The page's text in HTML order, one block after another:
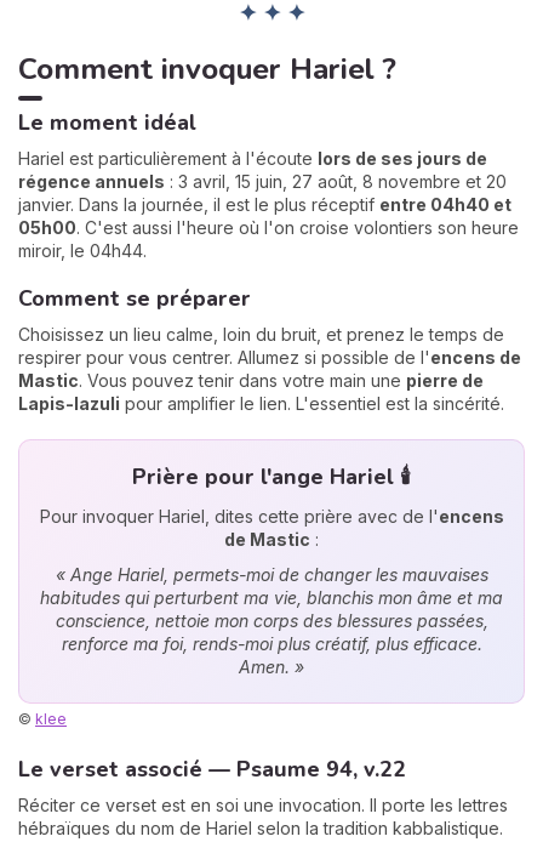
✦ ✦ ✦
Comment invoquer Hariel ?
Le moment idéal
Hariel est particulièrement à l'écoute lors de ses jours de
régence annuels : 3 avril, 15 juin, 27 août, 8 novembre et 20
janvier. Dans la journée, il est le plus réceptif entre 04h40 et
05h00. C'est aussi l'heure où l'on croise volontiers son heure
miroir, le 04h44.
Comment se préparer
Choisissez un lieu calme, loin du bruit, et prenez le temps de
respirer pour vous centrer. Allumez si possible de l'encens de
Mastic. Vous pouvez tenir dans votre main une pierre de
Lapis-lazuli pour amplifier le lien. L'essentiel est la sincérité.
Prière pour l'ange Hariel 🕯️
Pour invoquer Hariel, dites cette prière avec de l'encens
de Mastic :
« Ange Hariel, permets-moi de changer les mauvaises
habitudes qui perturbent ma vie, blanchis mon âme et ma
conscience, nettoie mon corps des blessures passées,
renforce ma foi, rends-moi plus créatif, plus efficace.
Amen. »
© klee
Le verset associé — Psaume 94, v.22
Réciter ce verset est en soi une invocation. Il porte les lettres
hébraïques du nom de Hariel selon la tradition kabbalistique.